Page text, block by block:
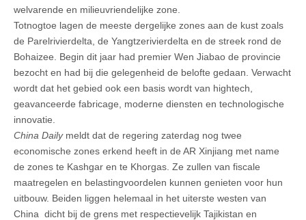
welvarende en milieuvriendelijke zone.
Totnogtoe lagen de meeste dergelijke zones aan de kust zoals
de Parelrivierdelta, de Yangtzerivierdelta en de streek rond de
Bohaizee. Begin dit jaar had premier Wen Jiabao de provincie
bezocht en had bij die gelegenheid de belofte gedaan. Verwacht
wordt dat het gebied ook een basis wordt van hightech,
geavanceerde fabricage, moderne diensten en technologische
innovatie.
China Dailymeldt dat de regering zaterdag nog twee
economische zones erkend heeft in de AR Xinjiang met name
de zones te Kashgar en te Khorgas. Ze zullen van fiscale
maatregelen en belastingvoordelen kunnen genieten voor hun
uitbouw. Beiden liggen helemaal in het uiterste westen van
China dicht bij de grens met respectievelijk Tajikistan en